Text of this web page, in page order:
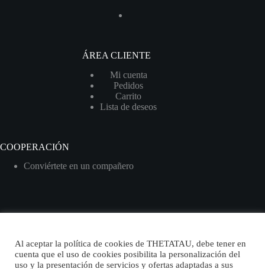
ÁREA CLIENTE
Mi cuenta
Pedidos
Carrito
Lista de deseos
COOPERACIÓN
Conviértete en un compañero
Al aceptar la política de cookies de THETATAU, debe tener en
cuenta que el uso de cookies posibilita la personalización del
uso y la presentación de servicios y ofertas adaptadas a sus